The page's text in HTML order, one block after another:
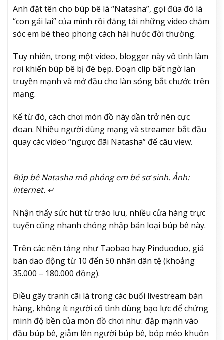
Anh đặt tên cho búp bê là “Natasha”, gọi đùa đó là
“con gái lai” của mình rồi đăng tải những video chăm
sóc em bé theo phong cách hài hước đời thường.
Tuy nhiên, trong một video, blogger này vô tình làm
rơi khiến búp bê bị đè bẹp. Đoạn clip bất ngờ lan
truyền mạnh và mở đầu cho làn sóng bắt chước trên
mạng.
Kể từ đó, cách chơi món đồ này dần trở nên cực
đoan. Nhiều người dùng mạng và streamer bắt đầu
quay các video “ngược đãi Natasha” để câu view.
Búp bê Natasha mô phỏng em bé sơ sinh. Ảnh:
Internet. ↵
Nhận thấy sức hút từ trào lưu, nhiều cửa hàng trực
tuyến cũng nhanh chóng nhập bán loại búp bê này.
Trên các nền tảng như Taobao hay Pinduoduo, giá
bán dao động từ 10 đến 50 nhân dân tệ (khoảng
35.000 – 180.000 đồng).
Điều gây tranh cãi là trong các buổi livestream bán
hàng, không ít người cố tình dùng bạo lực để chứng
minh độ bền của món đồ chơi như: đập mạnh vào
đầu búp bê, giẫm lên người búp bê, bóp méo khuôn